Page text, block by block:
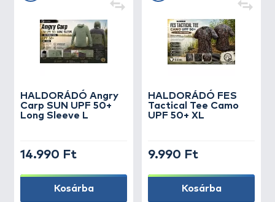
HALDORÁDÓ Angry
Carp SUN UPF 50+
Long Sleeve L
14.990 Ft
Kosárba
HALDORÁDÓ FES
Tactical Tee Camo
UPF 50+ XL
9.990 Ft
Kosárba